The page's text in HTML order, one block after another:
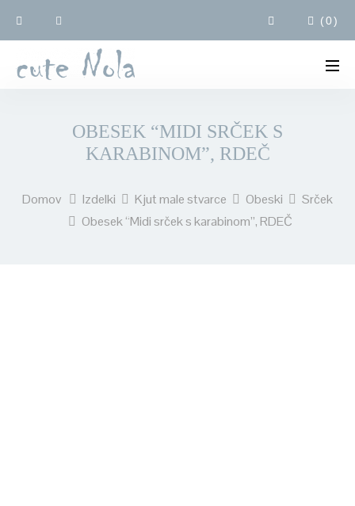
(0)
OBESEK “MIDI SRČEK S
KARABINOM”, RDEČ
Domov Izdelki Kjut male stvarce Obeski
Srček
Obesek “Midi srček s karabinom”, RDEČ